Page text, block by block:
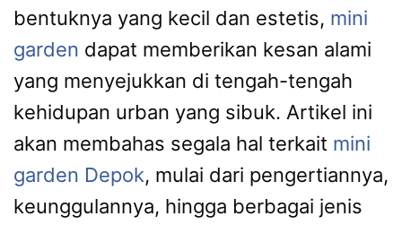
bentuknya yang kecil dan estetis, mini
garden dapat memberikan kesan alami
yang menyejukkan di tengah-tengah
kehidupan urban yang sibuk. Artikel ini
akan membahas segala hal terkait mini
garden Depok, mulai dari pengertiannya,
keunggulannya, hingga berbagai jenis